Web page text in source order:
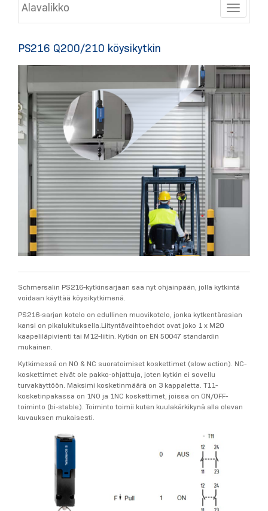
Toggle
Alavalikko
PS216 Q200/210 köysikytkin
Schmersalin PS216-kytkinsarjaan saa nyt ohjainpään, jolla kytkintä
voidaan käyttää köysikytkimenä.
PS216-sarjan kotelo on edullinen muovikotelo, jonka kytkentärasian
kansi on pikalukituksella.Liityntävaihtoehdot ovat joko 1 x M20
kaapeliläpivienti tai M12-liitin. Kytkin on EN 50047 standardin
mukainen.
Kytkimessä on NO & NC suoratoimiset koskettimet (slow action). NC-
koskettimet eivät ole pakko-ohjattuja, joten kytkin ei sovellu
turvakäyttöön. Maksimi kosketinmäärä on 3 kappaletta. T11-
kosketinpakassa on 1NO ja 1NC koskettimet, joissa on ON/OFF-
toiminto (bi-stable). Toiminto toimii kuten kuulakärkikynä alla olevan
kuvauksen mukaisesti.